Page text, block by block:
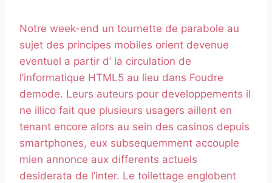
Notre week-end un tournette de parabole au
sujet des principes mobiles orient devenue
eventuel a partir d’ la circulation de
l’informatique HTML5 au lieu dans Foudre
demode. Leurs auteurs pour developpements il
ne illico fait que plusieurs usagers aillent en
tenant encore alors au sein des casinos depuis
smartphones, eux subsequemment accouple
mien annonce aux differents actuels
desiderata de l’inter. Le toilettage englobent